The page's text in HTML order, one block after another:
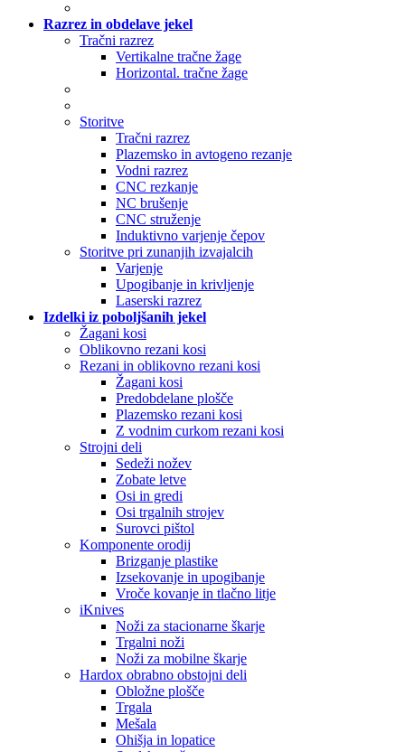
Razrez in obdelave jekel
Tračni razrez
Vertikalne tračne žage
Horizontal. tračne žage
Storitve
Tračni razrez
Plazemsko in avtogeno rezanje
Vodni razrez
CNC rezkanje
NC brušenje
CNC struženje
Induktivno varjenje čepov
Storitve pri zunanjih izvajalcih
Varjenje
Upogibanje in krivljenje
Laserski razrez
Izdelki iz poboljšanih jekel
Žagani kosi
Oblikovno rezani kosi
Rezani in oblikovno rezani kosi
Žagani kosi
Predobdelane plošče
Plazemsko rezani kosi
Z vodnim curkom rezani kosi
Strojni deli
Sedeži nožev
Zobate letve
Osi in gredi
Osi trgalnih strojev
Surovci pištol
Komponente orodij
Brizganje plastike
Izsekovanje in upogibanje
Vroče kovanje in tlačno litje
iKnives
Noži za stacionarne škarje
Trgalni noži
Noži za mobilne škarje
Hardox obrabno obstojni deli
Obložne plošče
Trgala
Mešala
Ohišja in lopatice